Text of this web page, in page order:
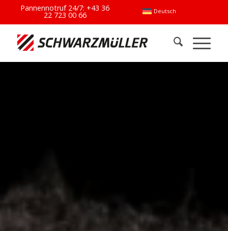
Deutsch
Pannennotruf 24/7:+43 36
22 723 00 66